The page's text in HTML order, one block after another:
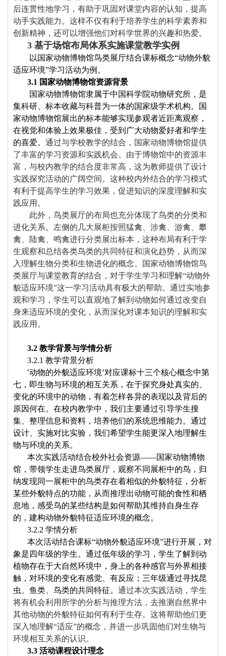
后连贯性地学习，有助于巩固对课堂内容的认知，提高
动手实践能力。这样不仅有利于培养学生的科学素养和
创新精神，还可以增强他们对科学世界的兴趣和热爱。
3 基于场馆布局体系实施课堂教学实例
以国家动物博物馆鸟类展厅结合课标概念“动物外貌
适应环境”学习活动为例。
3.1 国家动物博物馆资源背景
国家动物博物馆隶属于中国科学院动物研究所，是
集科研、标本收藏与科普为一体的国家级学术机构。国
家动物博物馆展出的标本能够实现参观者近距离观察，
在视觉和体验上效果极佳，受到广大动物爱好者和学生
的喜爱。 通过与学校教学的结合，国家动物博物馆提供
了丰富的学习资源和实践机会。由于博物馆中的资源丰
富，与校内教学的结合度非常高，这为教师提供了设计
实践探究活动的广阔空间。这种校内外结合的学习模式
有利于提高学生的学习效果，促进知识的深度理解和实
践应用。
此外，鸟类展厅的布局也充分体现了鸟类的分类和
进化关系。左侧的几大展柜按照猛禽、涉禽、游禽、攀
禽、陆禽、鸣禽进行分类展出标本，这种布局有利于学
生观察和总结各类鸟类的共同特征和演化趋势，从而深
入理解生物分类和生物进化的概念。国家动物博物馆鸟
类展厅与课堂教育的结合，对于学生学习和理解“动物外
貌适应环境”这一学习活动具有极大的帮助。通过实地参
观和学习，学生可以直观地了解到动物如何通过改变自
身来适应环境的变化，从而深化对课本知识的理解和实
践应用。
3.2 教学背景与学情分析
3.2.1 教学背景分析
‘动物的外貌适应环境’对应课标十三个核心概念中第
七，即生物与环境的相互关系 ， 在于探究身处真实的、
变化的环境中的动物，有着怎样各异的表现以及背后的
原因何在。 在校内教学中，我们主要通过引导学生搜
集、整理信息和资料，培养他们的系统思维能力。通过
设计、 实施对比实验，我们希望学生能更深入地理解生
物与环境的关系。
本次实践活动结合校外社会资源——国家动物博物
馆，带领学生走进鸟类展厅，观察不同展柜中的鸟，归
纳发现同一展柜中的鸟类存在着相似的外貌特征，分析
某些外貌特点的功能，从而推理出动物可能的食性和栖
息地，感受鸟的某些结构是如何帮助其维持自身生存
的，建构动物外貌特征适应环境的概念。
3.2.2 学情分析
本次活动结合课标“动物外貌适应环境”进行开展，对
象是四年级的学生。 通过低年级的学习，学生了解到动
植物存在于大自然环境中，身上的各种感官与外界相接
触，对环境的变化有感觉、有反应；三年级通过寻找昆
虫、鱼类、鸟类的共同特征。 通过本次实践活动，学生
将有机会利用所学的分析与推理方法，去推测自然界中
其他动物的外貌特征如何有利于生存。这将帮助他们更
深入地理解“适应”的概念，并进一步巩固他们对生物与
环境相互关系的认识。
3.3 活动课程设计理念